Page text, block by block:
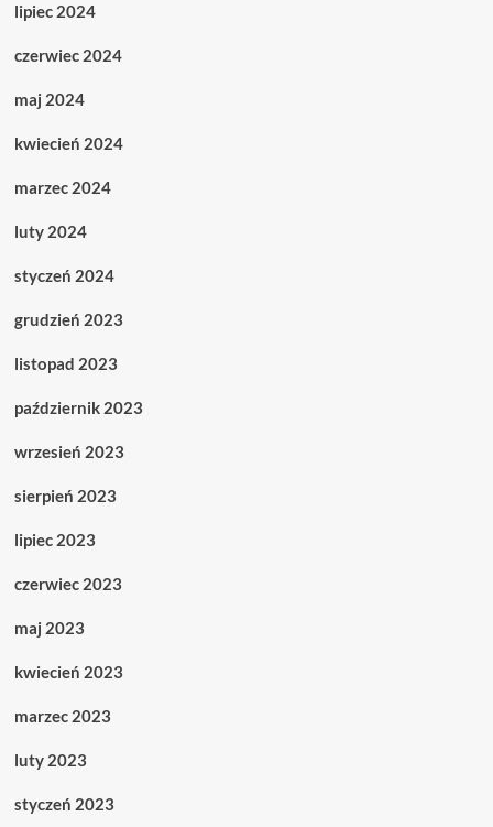
lipiec 2024
czerwiec 2024
maj 2024
kwiecień 2024
marzec 2024
luty 2024
styczeń 2024
grudzień 2023
listopad 2023
październik 2023
wrzesień 2023
sierpień 2023
lipiec 2023
czerwiec 2023
maj 2023
kwiecień 2023
marzec 2023
luty 2023
styczeń 2023